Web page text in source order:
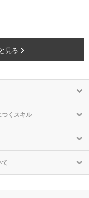
見る
くスキル